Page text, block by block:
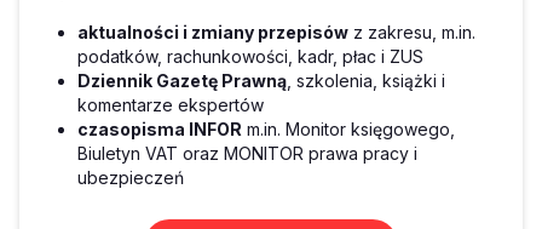
aktualności i zmiany przepisów z zakresu, m.in.
podatków, rachunkowości, kadr, płac i ZUS
Dziennik Gazetę Prawną , szkolenia, książki i
komentarze ekspertów
czasopisma INFOR m.in. Monitor księgowego,
Biuletyn VAT oraz MONITOR prawa pracy i
ubezpieczeń